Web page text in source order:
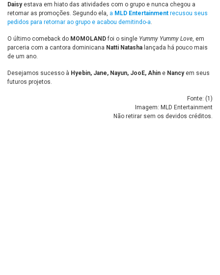
Daisyestava em hiato das atividades com o grupo e nunca chegou a
retomar as promoções. Segundo ela, a MLD Entertainment recusou seus
pedidos para retornar ao grupo e acabou demitindo-a.
O último comeback do MOMOLANDfoi o single Yummy Yummy Love, em
parceria com a cantora dominicana Natti Natasha lançada há pouco mais
de um ano.
Desejamos sucesso à Hyebin, Jane, Nayun, JooE, Ahin e Nancyem seus
futuros projetos.
Fonte: (1 )
Imagem: MLD Entertainment
Não retirar sem os devidos créditos.